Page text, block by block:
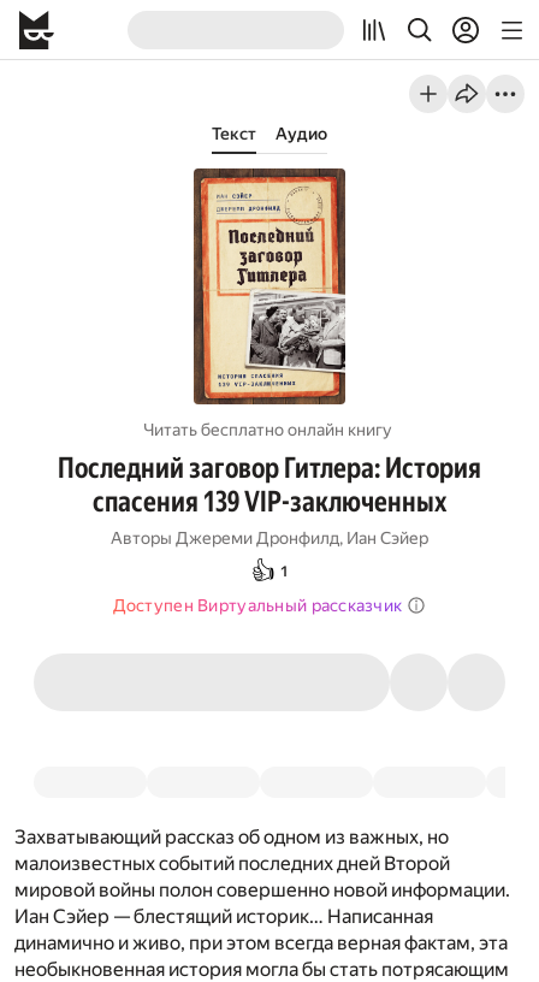
Текст Аудио
Читать бесплатно онлайн книгу
Последний заговор Гитлера: История
спасения 139 VIP-заключенных
Авторы Джереми Дронфилд, Иан Сэйер
👍 1
Доступен Виртуальный рассказчик
Захватывающий рассказ об одном из важных, но
малоизвестных событий последних дней Второй
мировой войны полон совершенно новой информации.
Иан Сэйер — блестящий историк… Написанная
динамично и живо, при этом всегда верная фактам, эта
необыкновенная история могла бы стать потрясающим